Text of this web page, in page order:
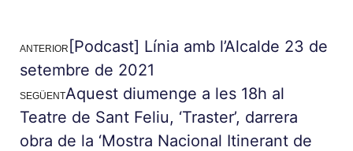
ANTERIOR [Podcast] Línia amb l’Alcalde 23 de
setembre de 2021
SEGÜENTAquest diumenge a les 18h al
Teatre de Sant Feliu, ‘Traster’, darrera
obra de la ‘Mostra Nacional Itinerant de